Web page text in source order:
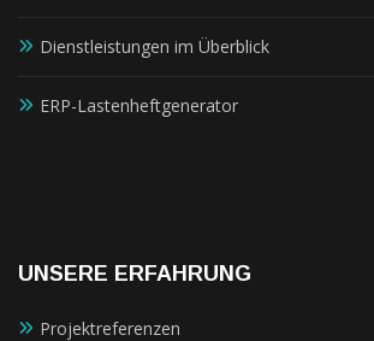
Dienstleistungen im Überblick
ERP-Lastenheftgenerator
UNSERE ERFAHRUNG
Projektreferenzen